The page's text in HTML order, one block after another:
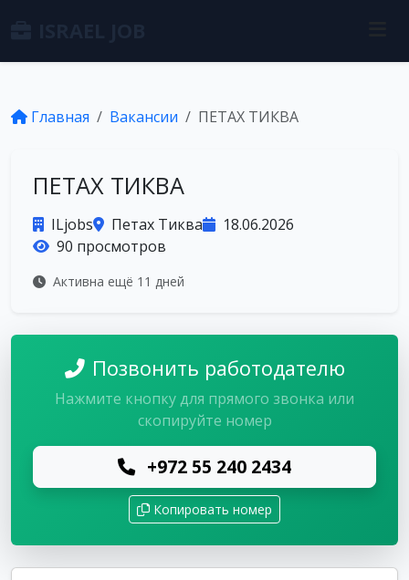
Главная Вакансии ПЕТАХ ТИКВА
ПЕТАХ ТИКВА
ILjobs Петах Тиква
18.06.2026
90 просмотров
Активна ещё 11 дней
Позвонить работодателю
Нажмите кнопку для прямого звонка или
скопируйте номер
+972 55 240 2434
Копировать номер